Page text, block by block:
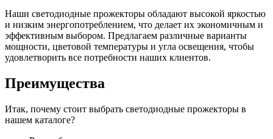
Наши светодиодные прожекторы обладают высокой яркостью
и низким энергопотреблением, что делает их экономичным и
эффективным выбором. Предлагаем различные варианты
мощности, цветовой температуры и угла освещения, чтобы
удовлетворить все потребности наших клиентов.
Преимущества
Итак, почему стоит выбрать светодиодные прожекторы в
нашем каталоге?